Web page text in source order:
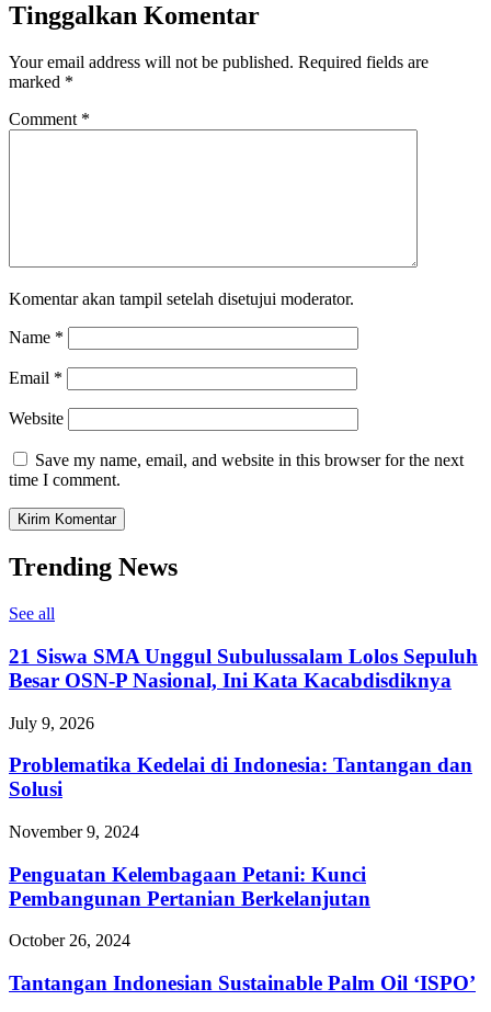
Tinggalkan Komentar
Your email address will not be published. Required fields are
marked *
Comment *
Komentar akan tampil setelah disetujui moderator.
Name *
Email *
Website
Save my name, email, and website in this browser for the next
time I comment.
Trending News
See all
21 Siswa SMA Unggul Subulussalam Lolos Sepuluh
Besar OSN-P Nasional, Ini Kata Kacabdisdiknya
July 9, 2026
Problematika Kedelai di Indonesia: Tantangan dan
Solusi
November 9, 2024
Penguatan Kelembagaan Petani: Kunci
Pembangunan Pertanian Berkelanjutan
October 26, 2024
Tantangan Indonesian Sustainable Palm Oil ‘ISPO’